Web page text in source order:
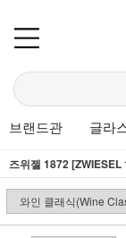
브랜드관 글라
즈위젤 1872 [ZWIESEL